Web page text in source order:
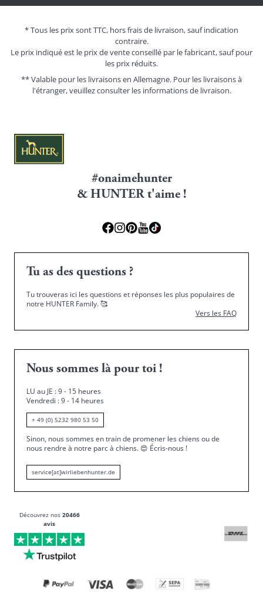
* Tous les prix sont TTC, hors frais de livraison, sauf indication
contraire.
Le prix indiqué est le prix de vente conseillé par le fabricant, sauf pour
les prix réduits.
** Valable pour les livraisons en Allemagne. Pour les livraisons à
l'étranger, veuillez consulter les informations de livraison.
#onaimehunter
& HUNTER t'aime !
Tu as des questions ?
Tu trouveras ici les questions et réponses les plus populaires de
notre HUNTER Family.🥰
Vers les FAQ
Nous sommes là pour toi !
LU au JE : 9 - 15 heures
Vendredi : 9 - 14 heures
+ 49 (0) 5232 980 53 50
Sinon, nous sommes en train de promener les chiens ou de
nous rendre à notre parc à chiens. 😍 Écris-nous !
service[at]wirliebenhunter.de
Découvrez nos 20466
avis